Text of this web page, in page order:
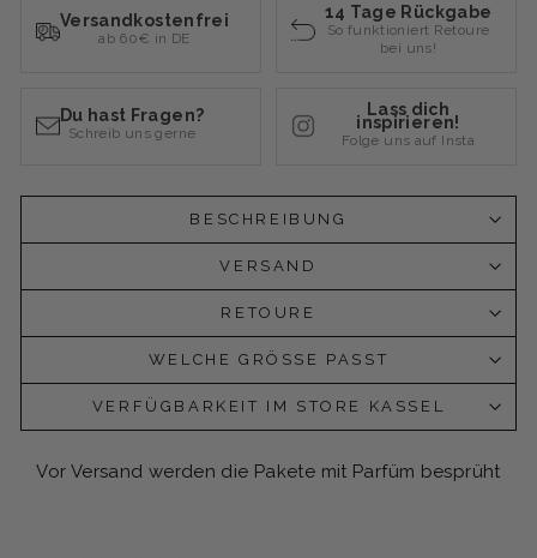
Versandkostenfrei
ab 60€ in DE
14 Tage Rückgabe
So funktioniert Retoure
bei uns!
Du hast Fragen?
Schreib uns gerne
Lass dich
inspirieren!
Folge uns auf Insta
BESCHREIBUNG
VERSAND
RETOURE
WELCHE GRÖSSE PASST
VERFÜGBARKEIT IM STORE KASSEL
Vor Versand werden die Pakete mit Parfüm besprüht